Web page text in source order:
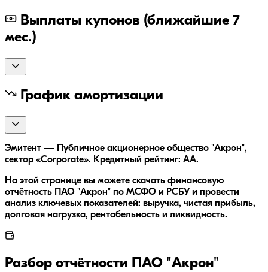
Выплаты купонов (ближайшие 7
мес.)
График амортизации
Эмитент — Публичное акционерное общество "Акрон",
сектор «Corporate». Кредитный рейтинг: AA.
На этой странице вы можете скачать финансовую
отчётность ПАО "Акрон" по МСФО и РСБУ и провести
анализ ключевых показателей: выручка, чистая прибыль,
долговая нагрузка, рентабельность и ликвидность.
Разбор отчётности ПАО "Акрон"